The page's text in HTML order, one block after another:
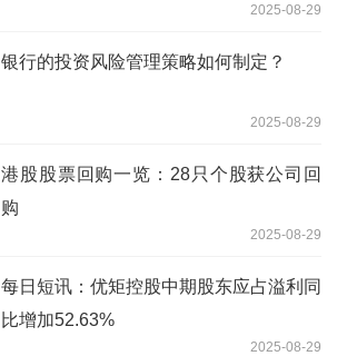
2025-08-29
银行的投资风险管理策略如何制定？
2025-08-29
港股股票回购一览：28只个股获公司回
购
2025-08-29
每日短讯：优矩控股中期股东应占溢利同
比增加52.63%
2025-08-29